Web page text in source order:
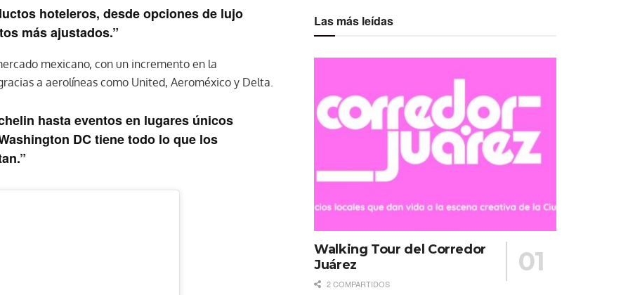
hoteleros, desde opciones de lujo
más ajustados.”
mexicano, con un incremento en la
a aerolíneas como United, Aeroméxico y Delta.
hasta eventos en lugares únicos
DC tiene todo lo que los
Las más leídas
Walking Tour del Corredor
Juárez
2 COMPARTIDOS